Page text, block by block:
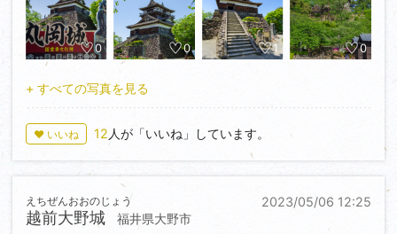
た。
天守前にあった松も伐採されており、若干過去にみた
写真と印象が異なるものの、桜の季節には黒塗りの天
守を背景に
白い桜が映えるとだろうことが容易に想像でき、次は
桜か紅葉の季節に訪れたい。
中に入ると、これ以上はないだろうというくらいの急
峻な階段があったり、入母屋破風の中に入って、懸魚
を間近に見れたり
石の瓦が見れたりと、見どころは多い天守。
広場の面した通りに城小屋マルコがあり、城に関する
書籍が多数置いてあり、珈琲と水ようかんを食べなが
0 0 1 0
+ すべての写真を見る
♥ いいね 12 人が「いいね」しています。
2023/05/06 12:25
越前大野城
えちぜんおおのじょう
福井県大野市